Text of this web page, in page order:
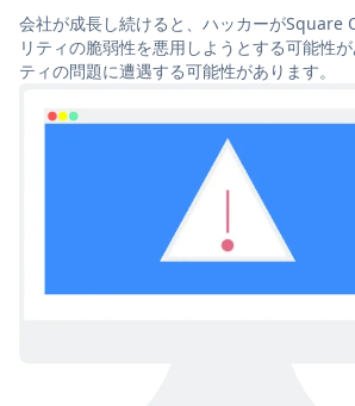
会社が成長し続けると、ハッカーがSquare
リティの脆弱性を悪用しようとする可能性
ティの問題に遭遇する可能性があります。